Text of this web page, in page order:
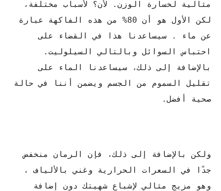
مثالية لخسارة الوزن. لأن؟ لأسباب مختلفة،
لكن الأول هو أن 80% من هذه الفاكهة عبارة
عن ماء . سيساعدنا هذا في القضاء على
احتباس السوائل وبالتالي السيلوليت.
بالإضافة إلى ذلك، سيساعدنا الماء على
تقليل السموم من الجسم ويضمن أننا في حالة
صحية أفضل.
ولكن بالإضافة إلى ذلك، فإن الرمان منخفض
جدًا في السعرات الحرارية وغني بالألياف ،
وهو مزيج مثالي لإشباع شهيتك دون إضافة